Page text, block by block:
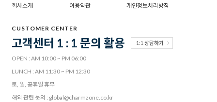
회사소개 이용약관 개인정보처리방침
CUSTOMER CENTER
고객센터 1 : 1 문의 활용 1:1 상담하기
OPEN : AM 10:00 ~ PM 06:00
LUNCH : AM 11:30 ~ PM 12:30
토, 일, 공휴일 휴무
해외 관련 문의 : global@charmzone.co.kr